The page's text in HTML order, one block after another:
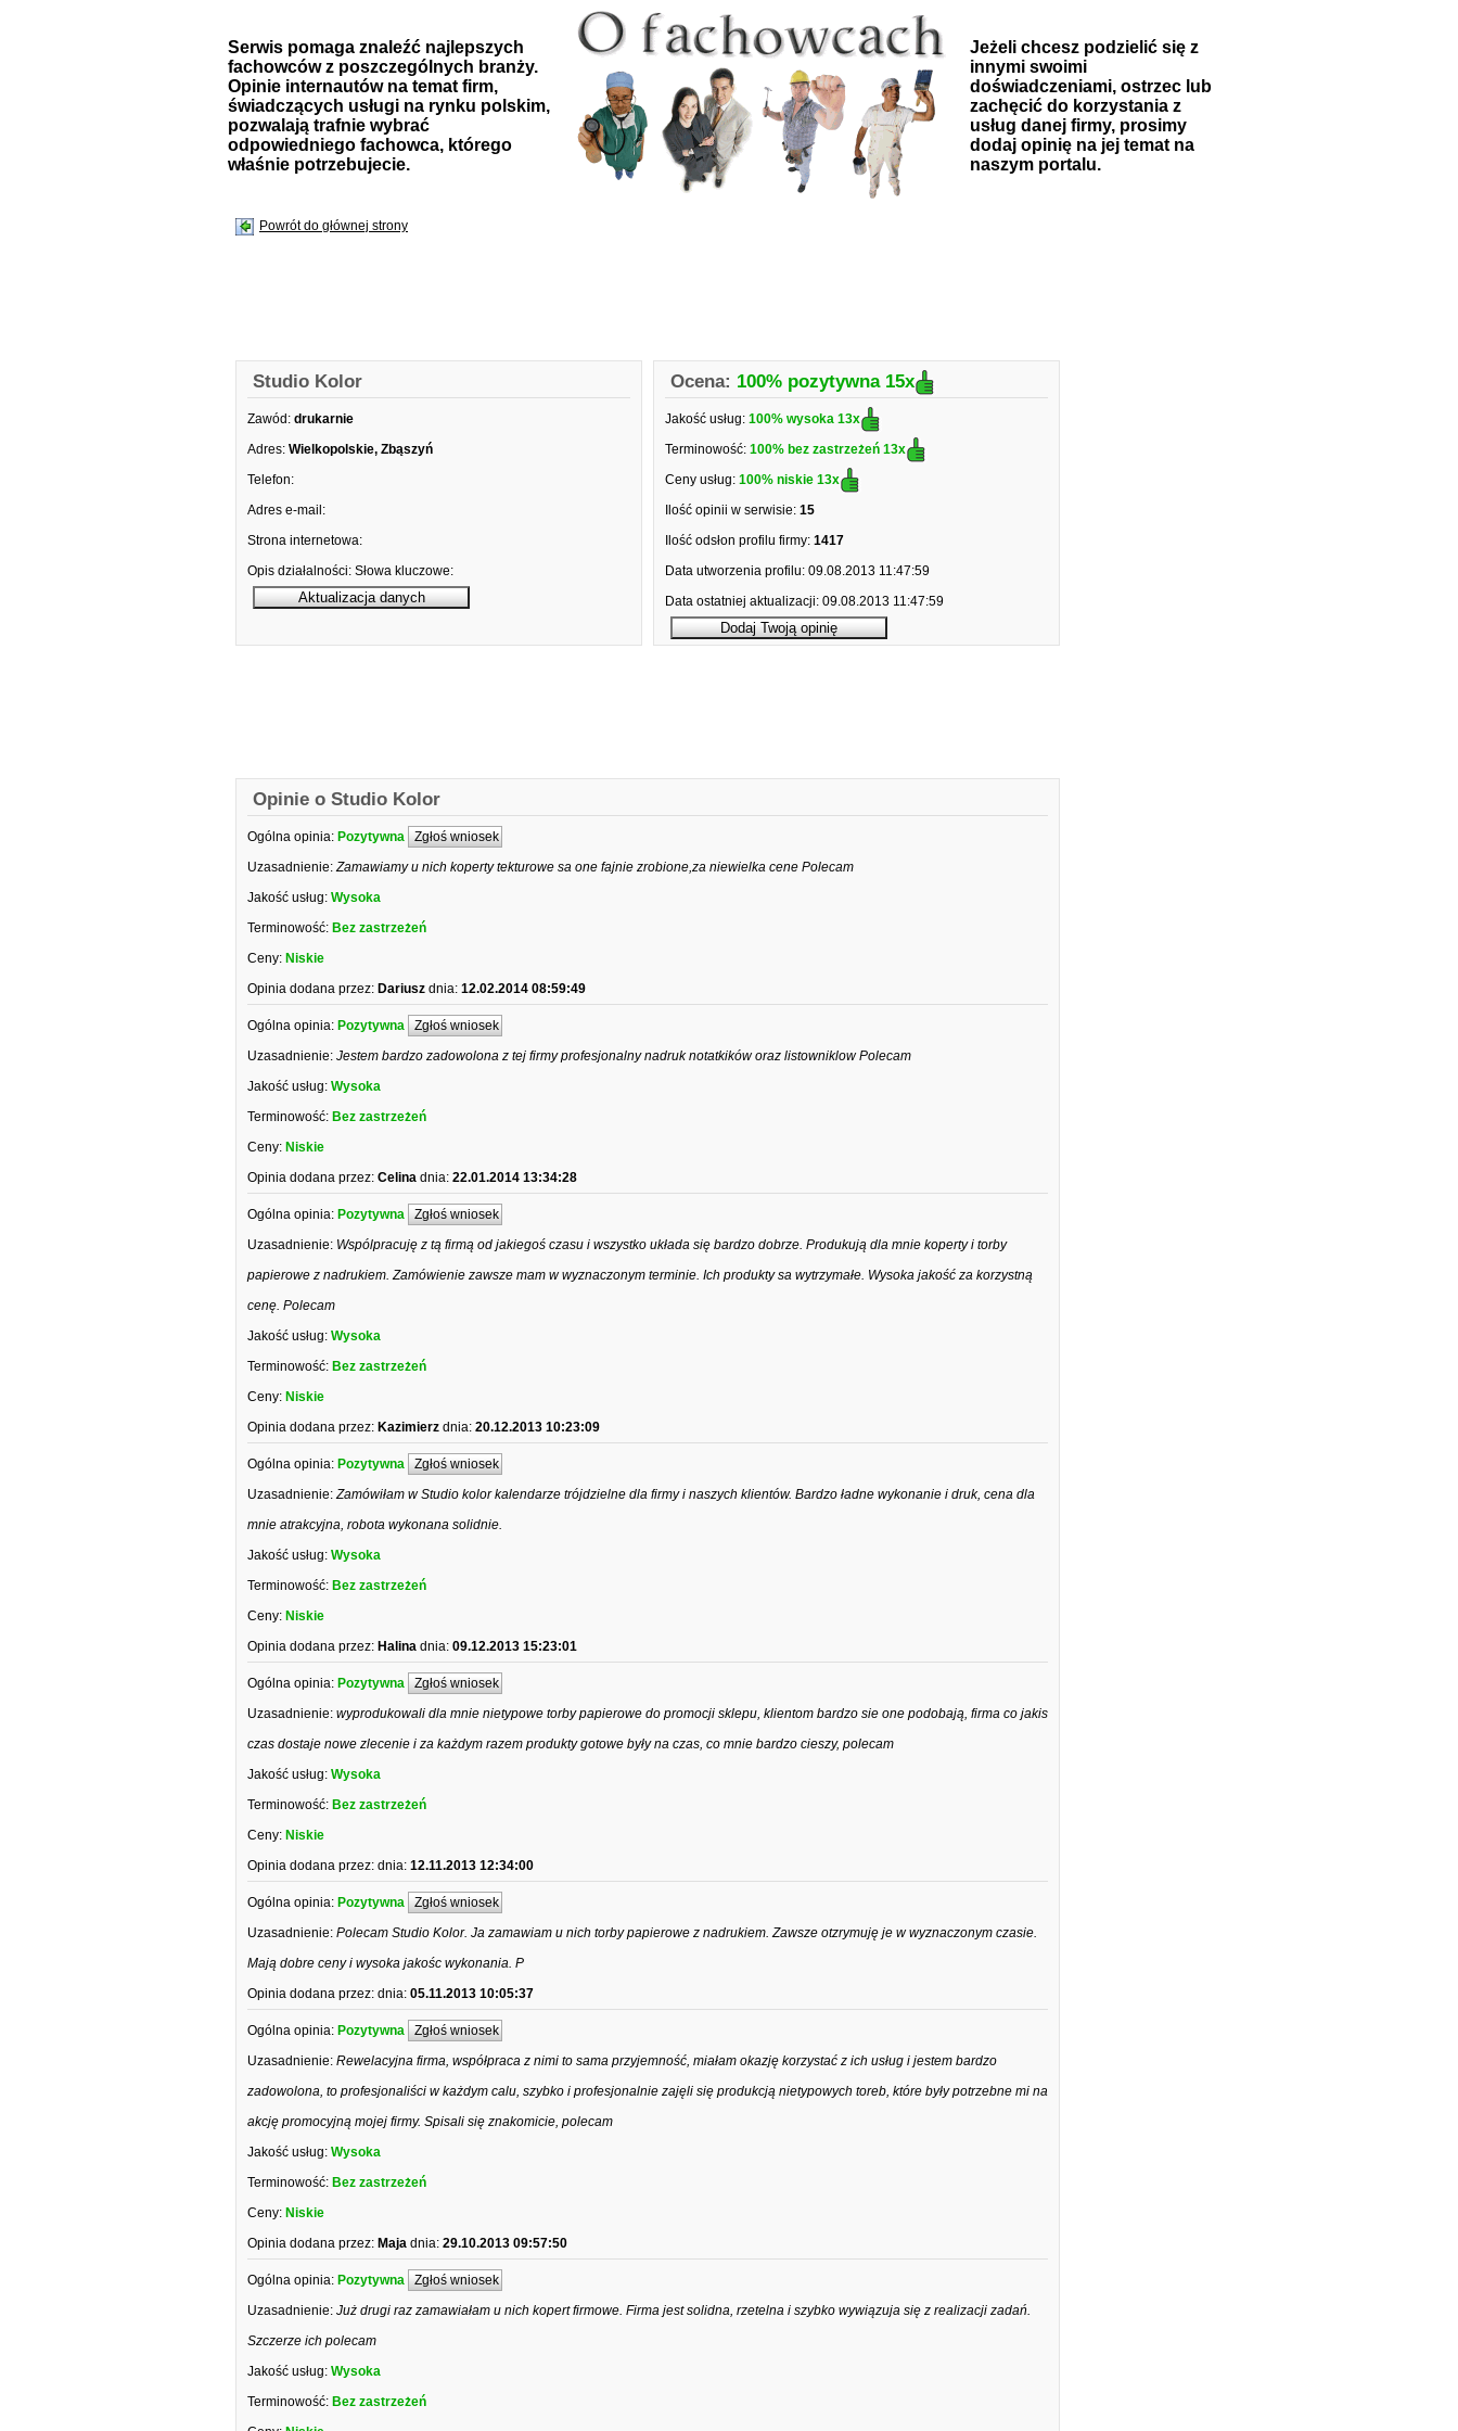
Serwis pomaga znaleźć najlepszych
fachowców z poszczególnych branży.
Opinie internautów na temat firm,
świadczących usługi na rynku polskim,
pozwalają trafnie wybrać
odpowiedniego fachowca, którego
właśnie potrzebujecie.
Jeżeli chcesz podzielić się z
innymi swoimi
doświadczeniami, ostrzec lub
zachęcić do korzystania z
usług danej firmy, prosimy
dodaj opinię na jej temat na
naszym portalu.
Powrót do głównej strony
Studio Kolor
Zawód: drukarnie
Adres: Wielkopolskie, Zbąszyń
Telefon:
Adres e-mail:
Strona internetowa:
Opis działalności: Słowa kluczowe:
Ocena: 100% pozytywna 15x
Jakość usług: 100% wysoka 13x
Terminowość: 100% bez zastrzeżeń 13x
Ceny usług: 100% niskie 13x
Ilość opinii w serwisie: 15
Ilość odsłon profilu firmy: 1417
Data utworzenia profilu: 09.08.2013 11:47:59
Data ostatniej aktualizacji: 09.08.2013 11:47:59
Opinie o Studio Kolor
Ogólna opinia: Pozytywna Zgłoś wniosek
Uzasadnienie: Zamawiamy u nich koperty tekturowe sa one fajnie zrobione,za niewielka cene Polecam
Jakość usług: Wysoka
Terminowość: Bez zastrzeżeń
Ceny: Niskie
Opinia dodana przez: Dariusz dnia: 12.02.2014 08:59:49
Ogólna opinia: Pozytywna Zgłoś wniosek
Uzasadnienie: Jestem bardzo zadowolona z tej firmy profesjonalny nadruk notatkików oraz listowniklow Polecam
Jakość usług: Wysoka
Terminowość: Bez zastrzeżeń
Ceny: Niskie
Opinia dodana przez: Celina dnia: 22.01.2014 13:34:28
Ogólna opinia: Pozytywna Zgłoś wniosek
Uzasadnienie: Wspólpracuję z tą firmą od jakiegoś czasu i wszystko układa się bardzo dobrze. Produkują dla mnie koperty i torby
papierowe z nadrukiem. Zamówienie zawsze mam w wyznaczonym terminie. Ich produkty sa wytrzymałe. Wysoka jakość za korzystną
cenę. Polecam
Jakość usług: Wysoka
Terminowość: Bez zastrzeżeń
Ceny: Niskie
Opinia dodana przez: Kazimierz dnia: 20.12.2013 10:23:09
Ogólna opinia: Pozytywna Zgłoś wniosek
Uzasadnienie: Zamówiłam w Studio kolor kalendarze trójdzielne dla firmy i naszych klientów. Bardzo ładne wykonanie i druk, cena dla
mnie atrakcyjna, robota wykonana solidnie.
Jakość usług: Wysoka
Terminowość: Bez zastrzeżeń
Ceny: Niskie
Opinia dodana przez: Halina dnia: 09.12.2013 15:23:01
Ogólna opinia: Pozytywna Zgłoś wniosek
Uzasadnienie: wyprodukowali dla mnie nietypowe torby papierowe do promocji sklepu, klientom bardzo sie one podobają, firma co jakis
czas dostaje nowe zlecenie i za każdym razem produkty gotowe były na czas, co mnie bardzo cieszy, polecam
Jakość usług: Wysoka
Terminowość: Bez zastrzeżeń
Ceny: Niskie
Opinia dodana przez: dnia: 12.11.2013 12:34:00
Ogólna opinia: Pozytywna Zgłoś wniosek
Uzasadnienie: Polecam Studio Kolor. Ja zamawiam u nich torby papierowe z nadrukiem. Zawsze otzrymuję je w wyznaczonym czasie.
Mają dobre ceny i wysoka jakośc wykonania. P
Opinia dodana przez: dnia: 05.11.2013 10:05:37
Ogólna opinia: Pozytywna Zgłoś wniosek
Uzasadnienie: Rewelacyjna firma, współpraca z nimi to sama przyjemność, miałam okazję korzystać z ich usług i jestem bardzo
zadowolona, to profesjonaliści w każdym calu, szybko i profesjonalnie zajęli się produkcją nietypowych toreb, które były potrzebne mi na
akcję promocyjną mojej firmy. Spisali się znakomicie, polecam
Jakość usług: Wysoka
Terminowość: Bez zastrzeżeń
Ceny: Niskie
Opinia dodana przez: Maja dnia: 29.10.2013 09:57:50
Ogólna opinia: Pozytywna Zgłoś wniosek
Uzasadnienie: Już drugi raz zamawiałam u nich kopert firmowe. Firma jest solidna, rzetelna i szybko wywiązuja się z realizacji zadań.
Szczerze ich polecam
Jakość usług: Wysoka
Terminowość: Bez zastrzeżeń